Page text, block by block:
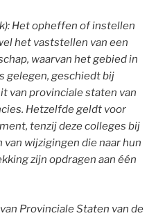
Het opheffen of instellen
het vaststellen van een
waarvan het gebied in
gelegen, geschiedt bij
van provinciale staten van
Hetzelfde geldt voor
tenzij deze colleges bij
wijzigingen die naar hun
zijn opdragen aan één
Provinciale Staten van de